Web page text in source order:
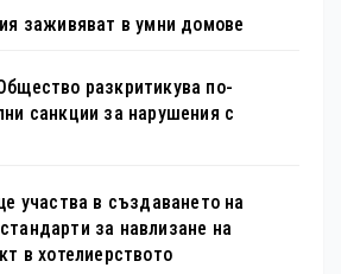
заживяват в умни домове
разкритикува по-
санкции за нарушения с
участва в създаването на
за навлизане на
в хотелиерството